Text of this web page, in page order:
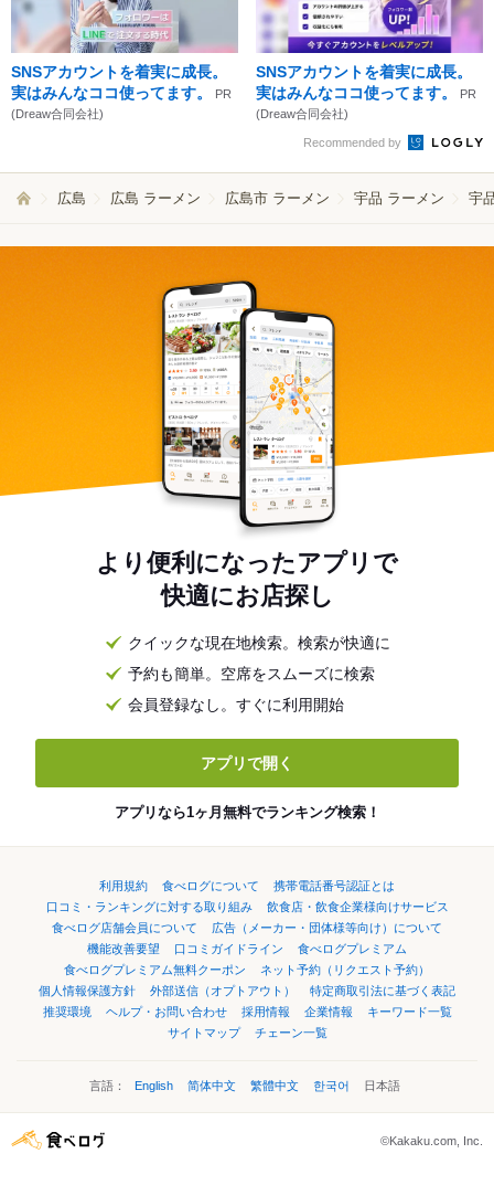
SNSアカウントを着実に成長。
実はみんなココ使ってます。
PR
(Dreaw合同会社)
SNSアカウントを着実に成長。
実はみんなココ使ってます。
PR
(Dreaw合同会社)
Recommended by
広島 広島 ラーメン 広島市 ラーメン 宇品 ラーメン 宇
より便利になったアプリで
快適にお店探し
クイックな現在地検索。検索が快適に
予約も簡単。空席をスムーズに検索
会員登録なし。すぐに利用開始
アプリで開く
アプリなら1ヶ月無料でランキング検索！
利用規約 食べログについて
携帯電話番号認証とは
口コミ・ランキングに対する取り組み
飲食店・飲食企業様向けサービス
食べログ店舗会員について
広告（メーカー・団体様等向け）について
機能改善要望
口コミガイドライン
食べログプレミアム
食べログプレミアム無料クーポン
ネット予約（リクエスト予約）
個人情報保護方針
外部送信（オプトアウト）
特定商取引法に基づく表記
推奨環境
ヘルプ・お問い合わせ 採用情報 企業情報
キーワード一覧
サイトマップ
チェーン一覧
言語： English 简体中文 繁體中文 한국어 日本語
©Kakaku.com, Inc.